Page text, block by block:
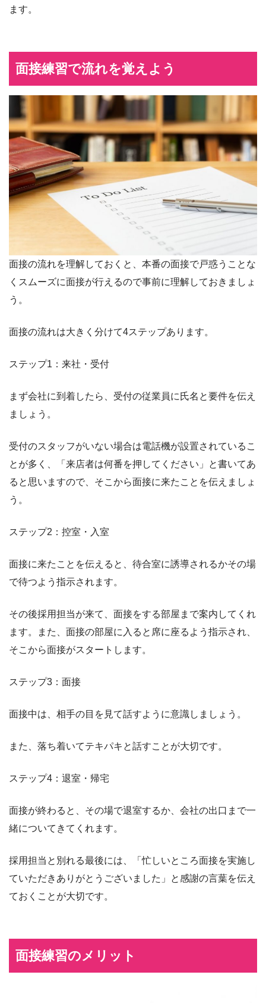
ます。
面接練習で流れを覚えよう
面接の流れを理解しておくと、本番の面接で戸惑うことな
くスムーズに面接が行えるので事前に理解しておきましょ
う。
面接の流れは大きく分けて4ステップあります。
ステップ1：来社・受付
まず会社に到着したら、受付の従業員に氏名と要件を伝え
ましょう。
受付のスタッフがいない場合は電話機が設置されているこ
とが多く、「来店者は何番を押してください」と書いてあ
ると思いますので、そこから面接に来たことを伝えましょ
う。
ステップ2：控室・入室
面接に来たことを伝えると、待合室に誘導されるかその場
で待つよう指示されます。
その後採用担当が来て、面接をする部屋まで案内してくれ
ます。また、面接の部屋に入ると席に座るよう指示され、
そこから面接がスタートします。
ステップ3：面接
面接中は、相手の目を見て話すように意識しましょう。
また、落ち着いてテキパキと話すことが大切です。
ステップ4：退室・帰宅
面接が終わると、その場で退室するか、会社の出口まで一
緒についてきてくれます。
採用担当と別れる最後には、「忙しいところ面接を実施し
ていただきありがとうございました」と感謝の言葉を伝え
ておくことが大切です。
面接練習のメリット